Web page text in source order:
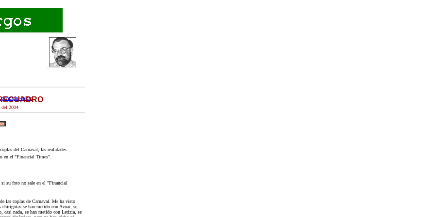
Inicio
del 2004
del Carnaval, las realidades
en el "Financial Times".
si su foto no sale en el "Financial
las coplas de Carnaval. Me ha visto
se han metido con Aznar, se
casi nada, se han metido con Letizia, se